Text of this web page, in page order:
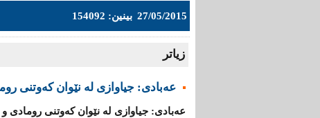
27/05/2015 بینین: 154092
زیاتر
عه‌بادی: جیاوازی له‌ نێوان کەوتنی
عه‌بادی: جیاوازی له‌ نێوان کەوتنی رومادی